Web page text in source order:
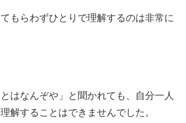
もらわずひとりで理解するのは非常に
はなんぞや」と聞かれても、自分一人
解することはできませんでした。